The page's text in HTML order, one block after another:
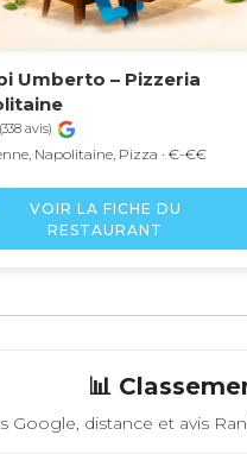
Umberto – Pizzeria
(338 avis)
Napolitaine, Pizza · €-€€
VOIR LA FICHE DU
RESTAURANT
📊
Google, distance et avis